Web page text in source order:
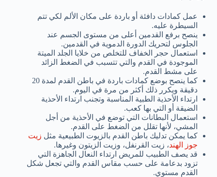
عمل كمادات دافئة أو باردة على مكان الألم لكي تتم
السيطرة عليه.
ينصح برفع القدمين أعلى من مستوى الجسم عند
الجلوس لتحريك الدورة الدموية في القدمين.
استعمال حجر الخفاف للتخلص من خلايا الجلد الميتة
الموجودة في القدم والتي تتسبب في الضغط الزائد
على مشط القدم.
كما ينصح بوضع كمادات باردة في باطن القدم لمدة 20
دقيقة ويكرر ذلك أكثر من مرة في اليوم.
ارتداء الأحذية الطبية المناسبة وتجنب ارتداء الأحذية
الضيقة أو التي بها كعب.
استعمال البطانات التي توضع في الأحذية من أجل
المشي، لأنها تقلل من الضغط على القدم.
كما يمكن تدليك باطن القدم بالزيوت الطبيعية مثل زيت
جوز الهند، زيت القرنفل، وزيت الزيتون وغيرها.
قد يصف الطبيب للمريض ارتداء النعال الجاهزة التي
تزود بدعامة على حسب مقاس القدم والتي تجعل شكل
القدم مستوي.